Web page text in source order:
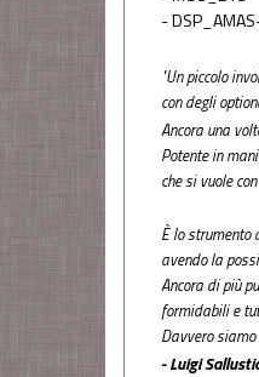
-
"Un piccolo
con degli
Ancora una
Potente in
che si vuole
È lo strumento
avendo la
Ancora di più
formidabili e
Davvero
- Luigi